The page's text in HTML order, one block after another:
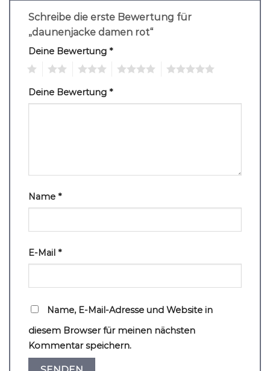
Schreibe die erste Bewertung für
„daunenjacke damen rot“
Deine Bewertung *
Deine Bewertung *
Name *
E-Mail *
Name, E-Mail-Adresse und Website in
diesem Browser für meinen nächsten
Kommentar speichern.